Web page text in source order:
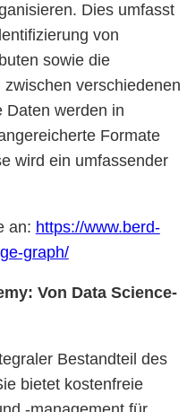
Dies umfasst
von
sowie die
verschiedenen
Daten werden in
Formate
wird ein umfassender
an: https://www.berd-
graph/
Von Data Science-
Bestandteil des
bietet kostenfreie